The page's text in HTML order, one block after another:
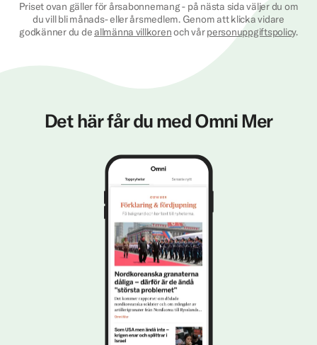
Priset ovan gäller för årsabonnemang - på nästa sida väljer du om
du vill bli månads- eller årsmedlem. Genom att klicka vidare
godkänner du deallmänna villkorenoch vårpersonuppgiftspolicy.
Det här får du med Omni Mer